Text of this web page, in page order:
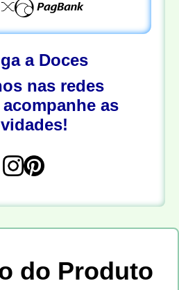
a Doces
nas redes
as
do Produto